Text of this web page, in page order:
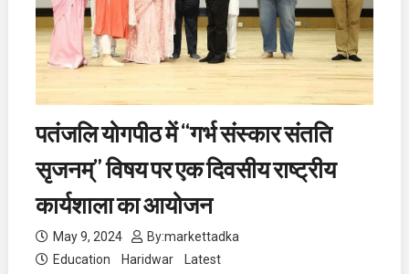
पतंजलि योगपीठ में “गर्भ संस्कार संतति
सृजनम्” विषय पर एक दिवसीय राष्ट्रीय
कार्यशाला का आयोजन
May 9, 2024 By:markettadka
Education
Haridwar
Latest